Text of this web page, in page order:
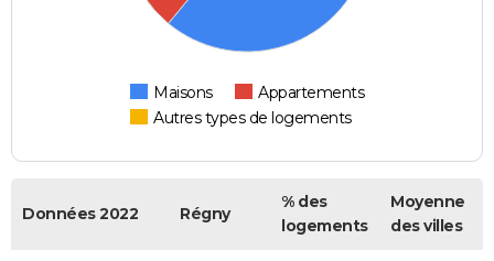
Maisons
Appartements
Autres types de logements
Données 2022 Régny
% des
logements
Moyenne
des villes